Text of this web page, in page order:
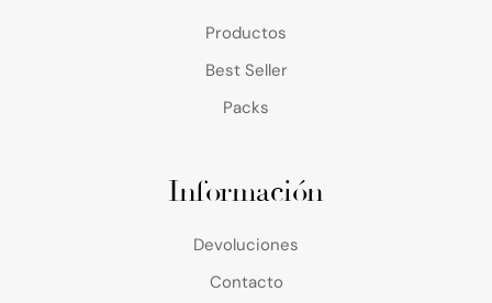
Productos
Best Seller
Packs
Información
Devoluciones
Contacto